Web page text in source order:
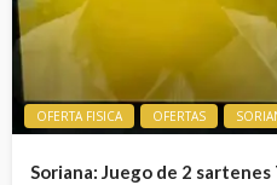
OFERTA FISICA OFERTAS
Soriana: Juego de 2 sartenes